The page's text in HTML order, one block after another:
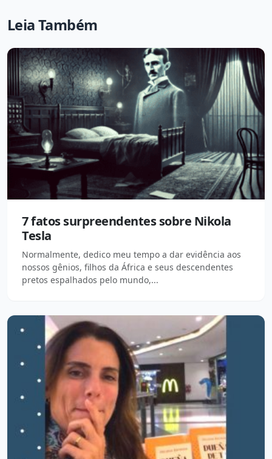
Leia Também
7 fatos surpreendentes sobre Nikola
Tesla
Normalmente, dedico meu tempo a dar evidência aos
nossos gênios, filhos da África e seus descendentes
pretos espalhados pelo mundo,...